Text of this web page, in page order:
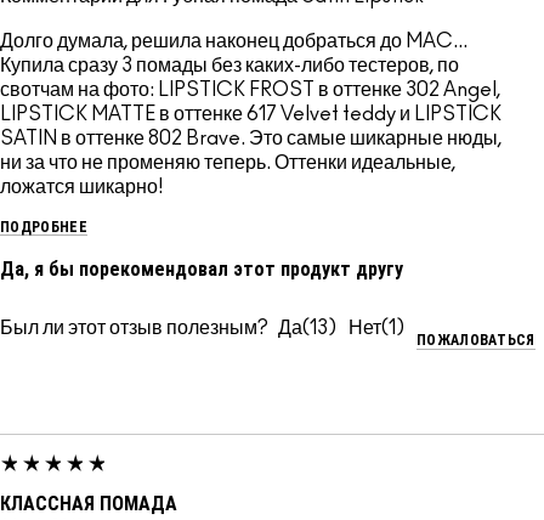
Долго думала, решила наконец добраться до MAC...
Купила сразу 3 помады без каких-либо тестеров, по
свотчам на фото: LIPSTICK FROST в оттенке 302 Angel,
LIPSTICK MATTE в оттенке 617 Velvet teddy и LIPSTICK
SATIN в оттенке 802 Brave. Это самые шикарные нюды,
ни за что не променяю теперь. Оттенки идеальные,
ложатся шикарно!
ПОДРОБНЕЕ
Да, я бы порекомендовал этот продукт другу
Был ли этот отзыв полезным? 13 1
ПОЖАЛОВАТЬСЯ
КЛАССНАЯ ПОМАДА